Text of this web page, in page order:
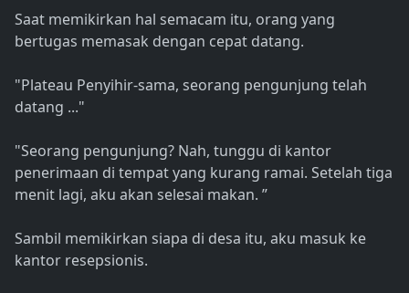
Saat memikirkan hal semacam itu, orang yang
bertugas memasak dengan cepat datang.
"Plateau Penyihir-sama, seorang pengunjung telah
datang ..."
"Seorang pengunjung? Nah, tunggu di kantor
penerimaan di tempat yang kurang ramai. Setelah tiga
menit lagi, aku akan selesai makan. ”
Sambil memikirkan siapa di desa itu, aku masuk ke
kantor resepsionis.